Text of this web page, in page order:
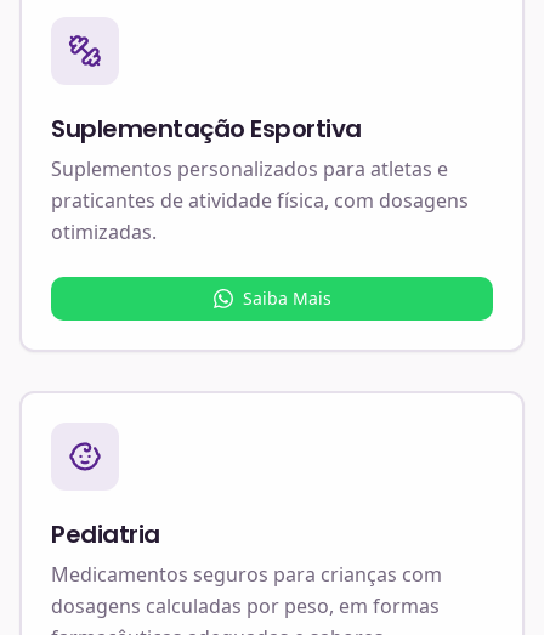
Suplementação Esportiva
Suplementos personalizados para atletas e
praticantes de atividade física, com dosagens
otimizadas.
Saiba Mais
Pediatria
Medicamentos seguros para crianças com
dosagens calculadas por peso, em formas